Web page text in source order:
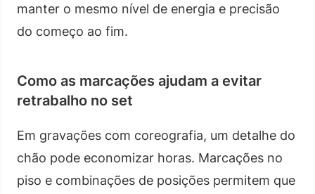
manter o mesmo nível de energia e precisão
do começo ao fim.
Como as marcações ajudam a evitar
retrabalho no set
Em gravações com coreografia, um detalhe do
chão pode economizar horas. Marcações no
piso e combinações de posições permitem que